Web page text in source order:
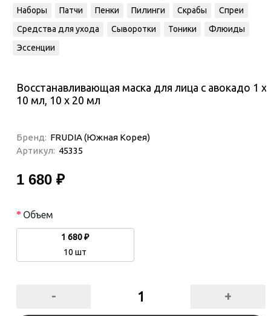
Наборы
Патчи Пенки Пилинги Скрабы
Спреи
Средства для ухода
Сыворотки Тоники
Флюиды
Эссенции
Восстанавливающая маска для лица с авокадо 1 х
10 мл, 10 х 20 мл
Бренд: FRUDIA (Южная Корея)
Артикул: 45335
1 680 ₽
Объем
1 680 ₽
10 шт
- +